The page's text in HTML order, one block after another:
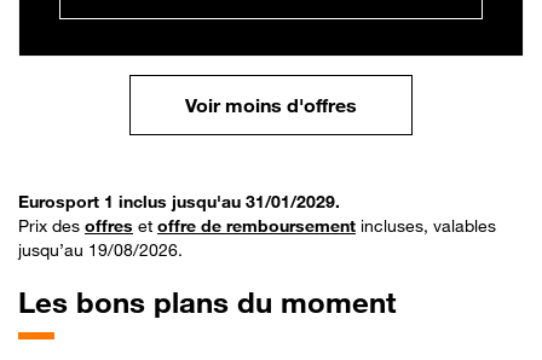
Voir moins d'offres
Eurosport 1 inclus jusqu'au 31/01/2029.
Prix des offres et offre de remboursement incluses, valables
jusqu’au 19/08/2026.
Les bons plans du moment